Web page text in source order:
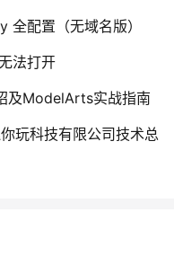
配置（无域名版）
法打开
及ModelArts实战指南
玩科技有限公司技术总